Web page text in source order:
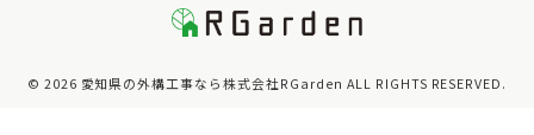
© 2026 愛知県の外構工事なら株式会社RGarden ALL RIGHTS RESERVED.